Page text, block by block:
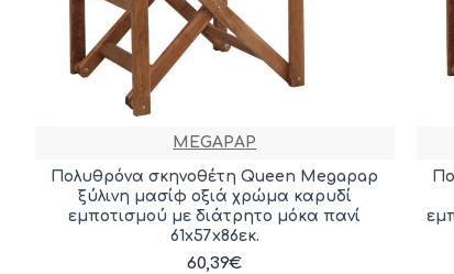
MEGAPAP
Πολυθρόνα σκηνοθέτη Queen Megapap
ξύλινη μασίφ οξιά χρώμα καρυδί
εμποτισμού με διάτρητο μόκα πανί
61x57x86εκ.
60,39€